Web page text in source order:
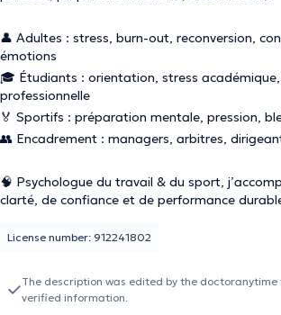
👤 Adultes : stress, burn-out, reconversion,
émotions
🎓 Étudiants : orientation, stress
professionnelle
🏅 Sportifs : préparation mentale, pression,
👥 Encadrement : managers, arbitres,
🧠 Psychologue du travail & du sport,
clarté, de confiance et de performance
License number: 912241802
The description was edited by the doctoranytime
verified information.